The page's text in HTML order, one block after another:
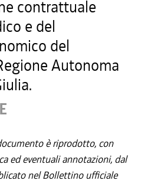
contrattuale
e del
del
Autonoma
è riprodotto, con
ed eventuali annotazioni, dal
nel Bollettino ufficiale